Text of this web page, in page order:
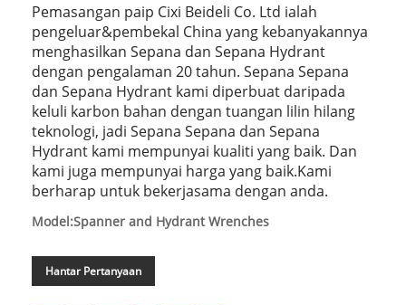
Pemasangan paip Cixi Beideli Co. Ltd ialah
pengeluar&pembekal China yang kebanyakannya
menghasilkan Sepana dan Sepana Hydrant
dengan pengalaman 20 tahun. Sepana Sepana
dan Sepana Hydrant kami diperbuat daripada
keluli karbon bahan dengan tuangan lilin hilang
teknologi, jadi Sepana Sepana dan Sepana
Hydrant kami mempunyai kualiti yang baik. Dan
kami juga mempunyai harga yang baik.Kami
berharap untuk bekerjasama dengan anda.
Model:Spanner and Hydrant Wrenches
Hantar Pertanyaan